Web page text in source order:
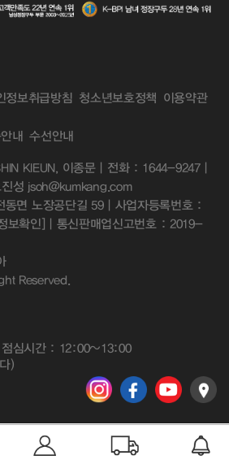
정보취급방침 청소년보호정책 이용약관
내 수선안내
KIEUN, 이종문 | 전화 : 1644-9247 |
성 jsoh@kumkang.com
면 노장공단길 59 | 사업자등록번호 :
보확인] | 통신판매업신고번호 : 2019-
Reserved.
심시간 : 12:00~13:00
)